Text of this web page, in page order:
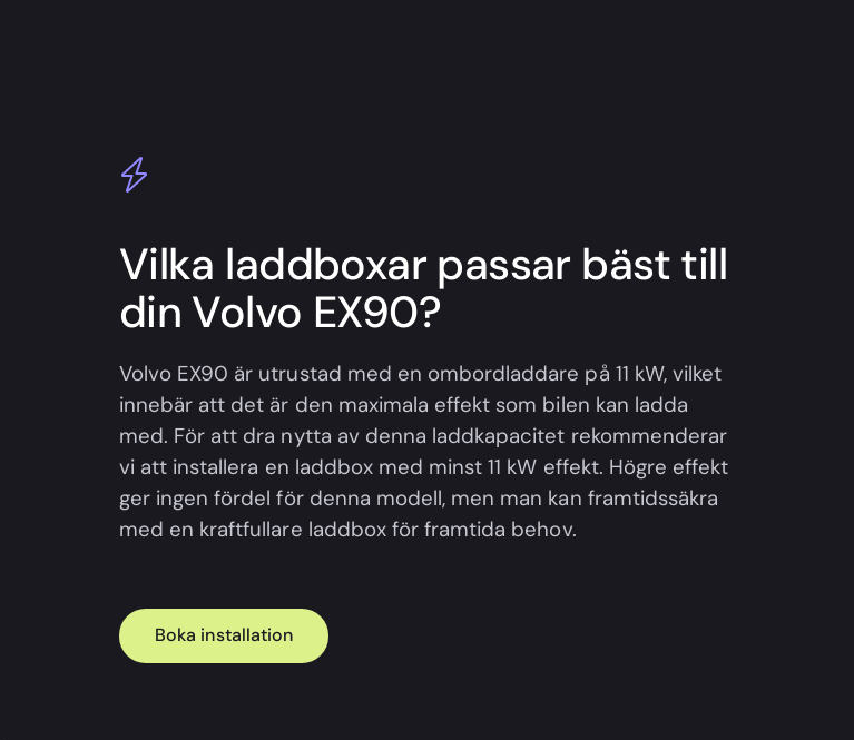
Vilka laddboxar passar bäst till
din Volvo EX90?
Volvo EX90 är utrustad med en ombordladdare på 11 kW, vilket
innebär att det är den maximala effekt som bilen kan ladda
med. För att dra nytta av denna laddkapacitet rekommenderar
vi att installera en laddbox med minst 11 kW effekt. Högre effekt
ger ingen fördel för denna modell, men man kan framtidssäkra
med en kraftfullare laddbox för framtida behov.
Boka installation